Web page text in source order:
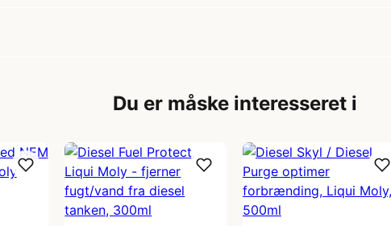
Du er måske interesseret i